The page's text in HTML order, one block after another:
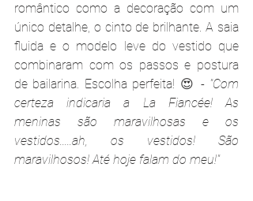
romântico como a decoração com um
único detalhe, o cinto de brilhante. A saia
fluida e o modelo leve do vestido que
combinaram com os passos e postura
de bailarina. Escolha perfeita! 😍 - "Com
certeza indicaria a La Fiancée! As
meninas são maravilhosas e os
vestidos.....ah, os vestidos! São
maravilhosos! Até hoje falam do meu!"